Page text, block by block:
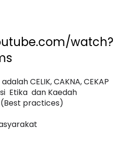
watch?
CELIK, CAKNA, CEKAP
Etika  dan Kaedah
practices)